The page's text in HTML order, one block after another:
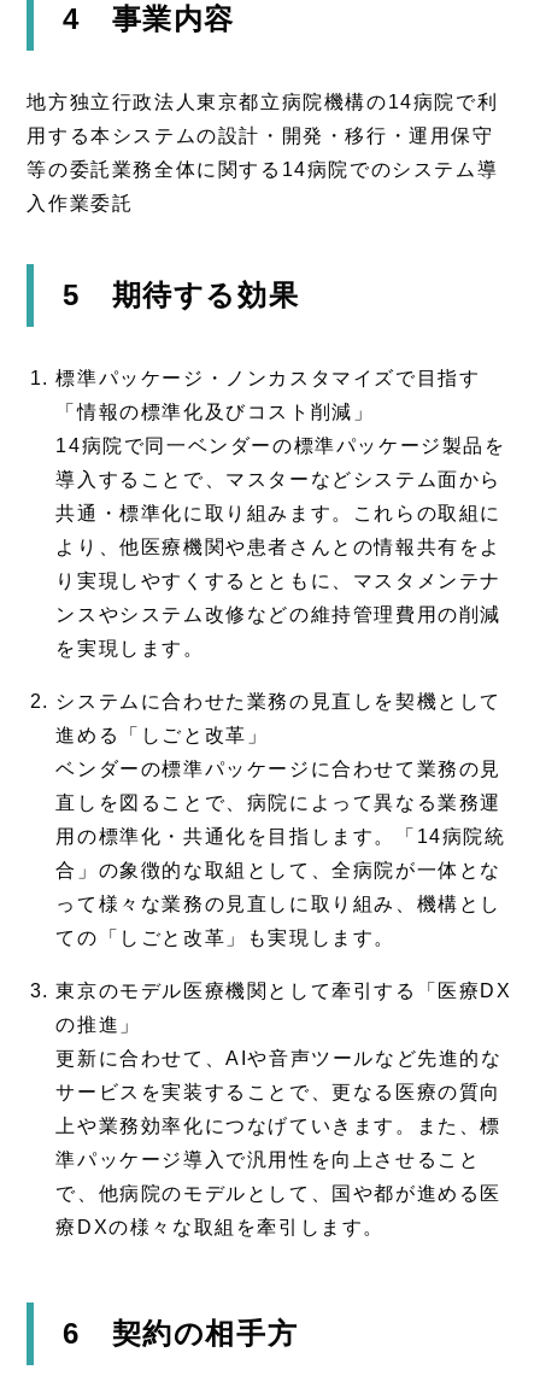
4 事業内容
地方独立行政法人東京都立病院機構の14病院で利
用する本システムの設計・開発・移行・運用保守
等の委託業務全体に関する14病院でのシステム導
入作業委託
5 期待する効果
標準パッケージ・ノンカスタマイズで目指す
「情報の標準化及びコスト削減」
14病院で同一ベンダーの標準パッケージ製品を
導入することで、マスターなどシステム面から
共通・標準化に取り組みます。これらの取組に
より、他医療機関や患者さんとの情報共有をよ
り実現しやすくするとともに、マスタメンテナ
ンスやシステム改修などの維持管理費用の削減
を実現します。
システムに合わせた業務の見直しを契機として
進める「しごと改革」
ベンダーの標準パッケージに合わせて業務の見
直しを図ることで、病院によって異なる業務運
用の標準化・共通化を目指します。「14病院統
合」の象徴的な取組として、全病院が一体とな
って様々な業務の見直しに取り組み、機構とし
ての「しごと改革」も実現します。
東京のモデル医療機関として牽引する「医療DX
の推進」
更新に合わせて、AIや音声ツールなど先進的な
サービスを実装することで、更なる医療の質向
上や業務効率化につなげていきます。また、標
準パッケージ導入で汎用性を向上させること
で、他病院のモデルとして、国や都が進める医
療DXの様々な取組を牽引します。
6 契約の相手方